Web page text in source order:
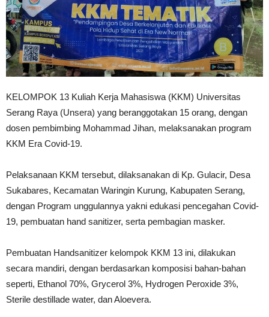
KELOMPOK 13 Kuliah Kerja Mahasiswa (KKM) Universitas
Serang Raya (Unsera) yang beranggotakan 15 orang, dengan
dosen pembimbing Mohammad Jihan, melaksanakan program
KKM Era Covid-19.
Pelaksanaan KKM tersebut, dilaksanakan di Kp. Gulacir, Desa
Sukabares, Kecamatan Waringin Kurung, Kabupaten Serang,
dengan Program unggulannya yakni edukasi pencegahan Covid-
19, pembuatan hand sanitizer, serta pembagian masker.
Pembuatan Handsanitizer kelompok KKM 13 ini, dilakukan
secara mandiri, dengan berdasarkan komposisi bahan-bahan
seperti, Ethanol 70%, Grycerol 3%, Hydrogen Peroxide 3%,
Sterile destillade water, dan Aloevera.